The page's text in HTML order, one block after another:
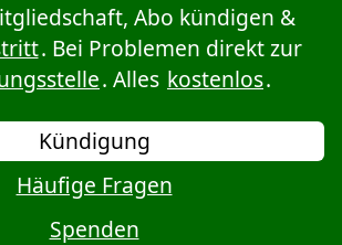
Abo kündigen &
. Bei Problemen direkt zur
. Alles kostenlos.
Kündigung
Häufige Fragen
Spenden